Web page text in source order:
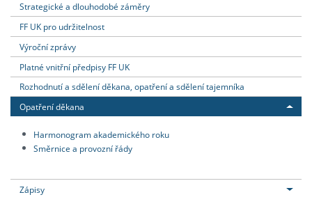
Strategické a dlouhodobé záměry
FF UK pro udržitelnost
Výroční zprávy
Platné vnitřní předpisy FF UK
Rozhodnutí a sdělení děkana, opatření a sdělení tajemníka
Opatření děkana
Harmonogram akademického roku
Směrnice a provozní řády
Zápisy